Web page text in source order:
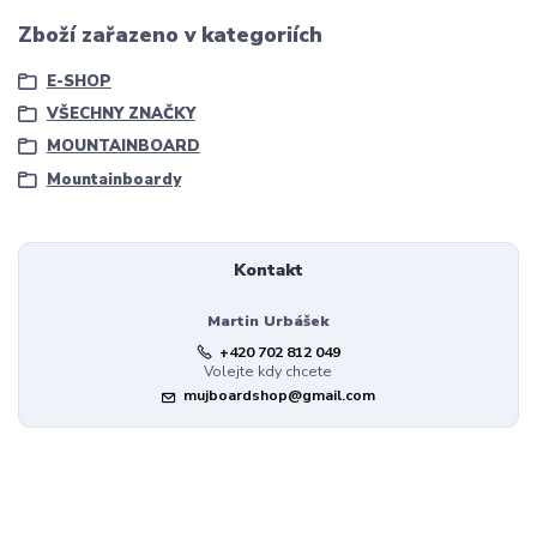
Zboží zařazeno v kategoriích
E-SHOP
VŠECHNY ZNAČKY
MOUNTAINBOARD
Mountainboardy
Kontakt
Martin Urbášek
+420 702 812 049
Volejte kdy chcete
mujboardshop@gmail.com